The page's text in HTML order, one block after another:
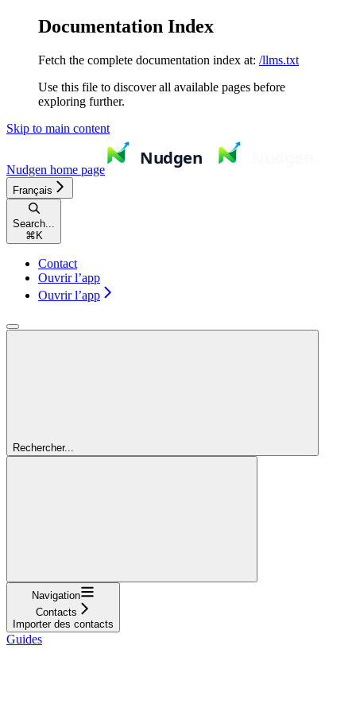
Documentation Index
Fetch the complete documentation index at: /llms.txt
Use this file to discover all available pages before
exploring further.
Skip to main content
Nudgen home page
Français
Search...
⌘ K
Contact
Ouvrir l’app
Ouvrir l’app
Rechercher...
Navigation
Contacts
Importer des contacts
Guides